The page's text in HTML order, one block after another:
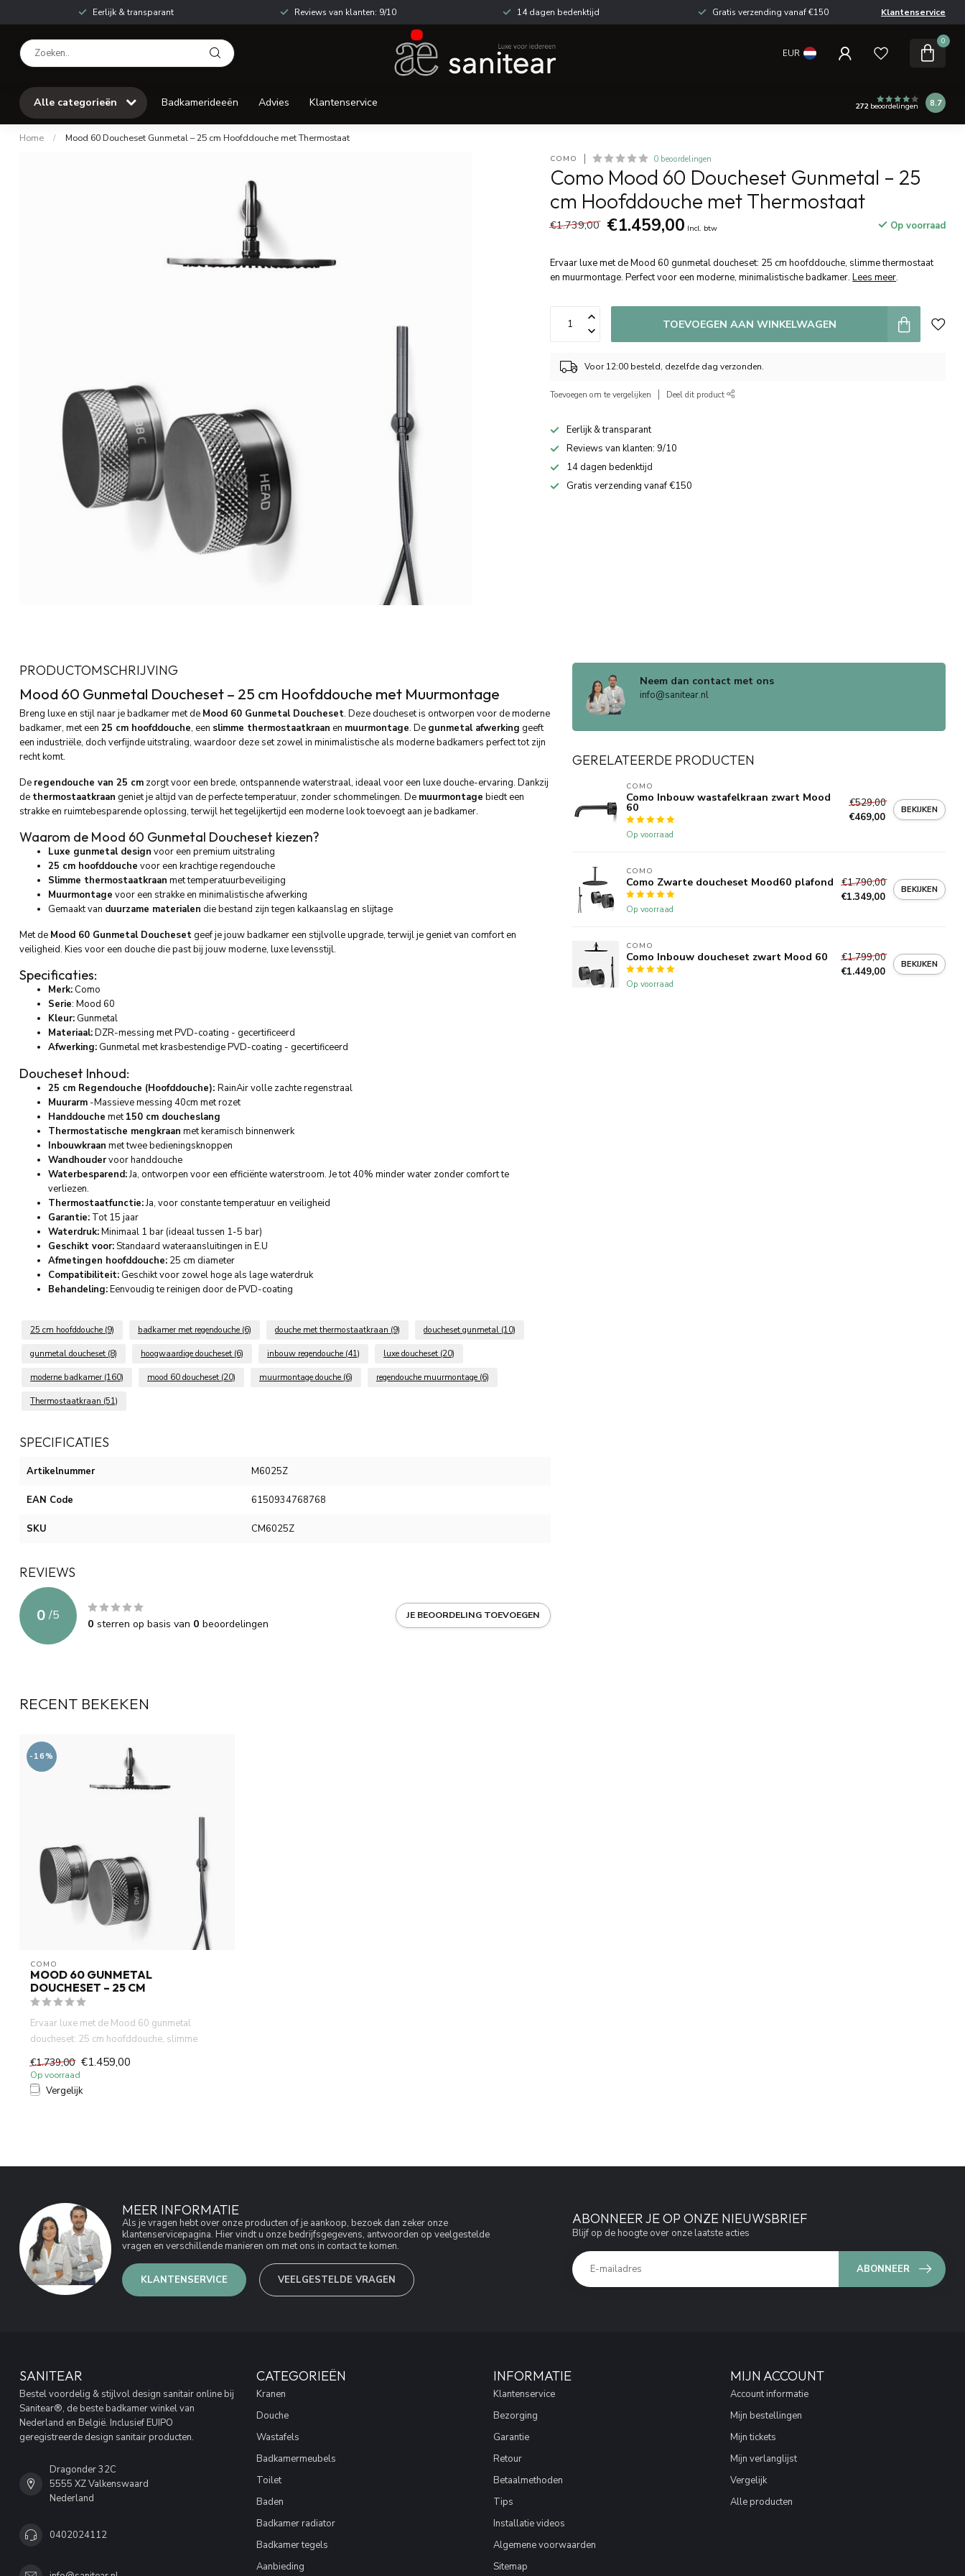
Eerlijk & transparant Reviews van klanten: 9/10 14 dagen bedenktijd Gratis verzending vanaf €150 Klantenservice
EUR
0
Alle categorieën Badkamerideeën Advies Klantenservice 272beoordelingen 8.7
Home / Mood 60 Doucheset Gunmetal – 25 cm Hoofddouche met Thermostaat
COMO 0 beoordelingen
Como Mood 60 Doucheset Gunmetal – 25
cm Hoofddouche met Thermostaat
€1.739,00 €1.459,00 Incl. btw Op voorraad
Ervaar luxe met de Mood 60 gunmetal doucheset: 25 cm hoofddouche, slimme thermostaat
en muurmontage. Perfect voor een moderne, minimalistische badkamer.Lees meer.
TOEVOEGEN AAN WINKELWAGEN
Voor 12:00 besteld, dezelfde dag verzonden.
Toevoegen om te vergelijken Deel dit product
Eerlijk & transparant
Reviews van klanten: 9/10
14 dagen bedenktijd
Gratis verzending vanaf €150
PRODUCTOMSCHRIJVING
Mood 60 Gunmetal Doucheset – 25 cm Hoofddouche met Muurmontage
Breng luxe en stijl naar je badkamer met de Mood 60 Gunmetal Doucheset. Deze doucheset is ontworpen voor de moderne
badkamer, met een 25 cm hoofddouche, een slimme thermostaatkraan en muurmontage. De gunmetal afwerking geeft
een industriële, doch verfijnde uitstraling, waardoor deze set zowel in minimalistische als moderne badkamers perfect tot zijn
recht komt.
De regendouche van 25 cm zorgt voor een brede, ontspannende waterstraal, ideaal voor een luxe douche-ervaring. Dankzij
de thermostaatkraan geniet je altijd van de perfecte temperatuur, zonder schommelingen. De muurmontage biedt een
strakke en ruimtebesparende oplossing, terwijl het tegelijkertijd een moderne look toevoegt aan je badkamer.
Waarom de Mood 60 Gunmetal Doucheset kiezen?
Luxe gunmetal design voor een premium uitstraling
25 cm hoofddouche voor een krachtige regendouche
Slimme thermostaatkraan met temperatuurbeveiliging
Muurmontage voor een strakke en minimalistische afwerking
Gemaakt van duurzame materialen die bestand zijn tegen kalkaanslag en slijtage
Met de Mood 60 Gunmetal Douchesetgeef je jouw badkamer een stijlvolle upgrade, terwijl je geniet van comfort en
veiligheid. Kies voor een douche die past bij jouw moderne, luxe levensstijl.
Specificaties:
Merk: Como
Serie: Mood 60
Kleur: Gunmetal
Materiaal:DZR-messing met PVD-coating - gecertificeerd
Afwerking: Gunmetal met krasbestendige PVD-coating - gecertificeerd
Doucheset Inhoud:
25 cm Regendouche (Hoofddouche): RainAir volle zachte regenstraal
Muurarm -Massieve messing 40cm met rozet
Handdouche met150 cm doucheslang
Thermostatische mengkraan met keramisch binnenwerk
Inbouwkraan met twee bedieningsknoppen
Wandhoudervoor handdouche
Waterbesparend:Ja, ontworpen voor een efficiënte waterstroom. Je tot 40% minder water zonder comfort te
verliezen.
Thermostaatfunctie:Ja, voor constante temperatuur en veiligheid
Garantie: Tot 15 jaar
Waterdruk:Minimaal 1 bar (ideaal tussen 1-5 bar)
Geschikt voor:Standaard wateraansluitingen in E.U
Afmetingen hoofddouche: 25 cm diameter
Compatibiliteit: Geschikt voor zowel hoge als lage waterdruk
Behandeling:Eenvoudig te reinigen door de PVD-coating
25 cm hoofddouche (9) badkamer met regendouche (6) douche met thermostaatkraan (9) doucheset gunmetal (10)
gunmetal doucheset (8) hoogwaardige doucheset (6) inbouw regendouche (41) luxe doucheset (20)
moderne badkamer (160) mood 60 doucheset (20) muurmontage douche (6) regendouche muurmontage (6)
Thermostaatkraan (51)
SPECIFICATIES
Artikelnummer M6025Z
EAN Code 6150934768768
SKU CM6025Z
REVIEWS
0 /5
0 sterren op basis van 0 beoordelingen
JE BEOORDELING TOEVOEGEN
Neem dan contact met ons
info@sanitear.nl
GERELATEERDE PRODUCTEN
COMO
Como Inbouw wastafelkraan zwart Mood
60
Op voorraad
€529,00
€469,00
BEKIJKEN
COMO
Como Zwarte doucheset Mood60 plafond
Op voorraad
€1.790,00
€1.349,00
BEKIJKEN
COMO
Como Inbouw doucheset zwart Mood 60
Op voorraad
€1.799,00
€1.449,00
BEKIJKEN
RECENT BEKEKEN
-16%
COMO
MOOD 60 GUNMETAL
DOUCHESET – 25 CM
Ervaar luxe met de Mood 60 gunmetal
doucheset: 25 cm hoofddouche, slimme
€1.739,00 €1.459,00
Op voorraad
Vergelijk
MEER INFORMATIE
Als je vragen hebt over onze producten of je aankoop, bezoek dan zeker onze
klantenservicepagina. Hier vindt u onze bedrijfsgegevens, antwoorden op veelgestelde
vragen en verschillende manieren om met ons in contact te komen.
KLANTENSERVICE VEELGESTELDE VRAGEN
ABONNEER JE OP ONZE NIEUWSBRIEF
Blijf op de hoogte over onze laatste acties
ABONNEER
SANITEAR
Bestel voordelig & stijlvol design sanitair online bij
Sanitear®, de beste badkamer winkel van
Nederland en België. Inclusief EUIPO
geregistreerde design sanitair producten.
Dragonder 32C
5555 XZ Valkenswaard
Nederland
0402024112
CATEGORIEËN
Kranen
Douche
Wastafels
Badkamermeubels
Toilet
Baden
Badkamer radiator
Badkamer tegels
Aanbieding
INFORMATIE
Klantenservice
Bezorging
Garantie
Retour
Betaalmethoden
Tips
Installatie videos
Algemene voorwaarden
Sitemap
MIJN ACCOUNT
Account informatie
Mijn bestellingen
Mijn tickets
Mijn verlanglijst
Vergelijk
Alle producten